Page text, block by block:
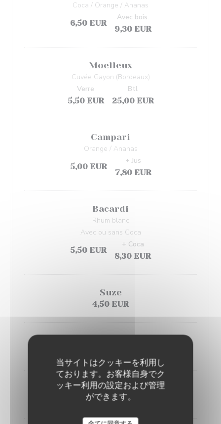
当サイトはクッキーを利用し
ております。お客様自身でク
ッキー利用の設定および管理
ができます。
Coca / Orange / Ananas
6,50 EUR
9,30 EUR
Avec bois.
Moelleux
Cuvée Gayon (Bordeaux)
5,50 EUR
Verre
25,00 EUR
Btl
Campari
Orange / Ananas
5,00 EUR
7,80 EUR
+ Jus
Bacardi
Rhum blanc
Avec ou sans Coca
5,50 EUR
8,30 EUR
+ Coca
Suze
4,50 EUR
Baileys
8,00 EUR